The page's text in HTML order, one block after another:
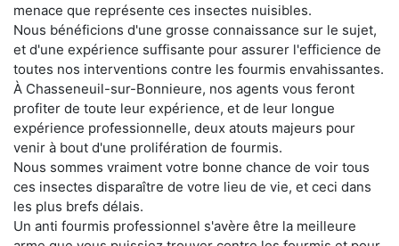
menace que représente ces insectes nuisibles.
Nous bénéficions d'une grosse connaissance sur le sujet,
et d'une expérience suffisante pour assurer l'efficience de
toutes nos interventions contre les fourmis envahissantes.
À Chasseneuil-sur-Bonnieure, nos agents vous feront
profiter de toute leur expérience, et de leur longue
expérience professionnelle, deux atouts majeurs pour
venir à bout d'une prolifération de fourmis.
Nous sommes vraiment votre bonne chance de voir tous
ces insectes disparaître de votre lieu de vie, et ceci dans
les plus brefs délais.
Un anti fourmis professionnel s'avère être la meilleure